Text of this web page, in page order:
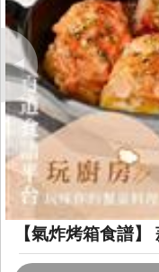
【氣炸烤箱食譜
Previous